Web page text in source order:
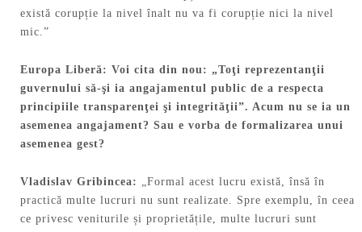
există corupție la nivel înalt nu va fi corupție nici la nivel
mic.”
Europa Liberă: Voi cita din nou: „Toţi reprezentanţii
guvernului să-şi ia angajamentul public de a respecta
principiile transparenţei şi integrităţii”. Acum nu se ia un
asemenea angajament? Sau e vorba de formalizarea unui
asemenea gest?
Vladislav Gribincea:
„Formal acest lucru există, însă în
practică multe lucruri nu sunt realizate. Spre exemplu, în ceea
ce privesc veniturile și proprietățile, multe lucruri sunt